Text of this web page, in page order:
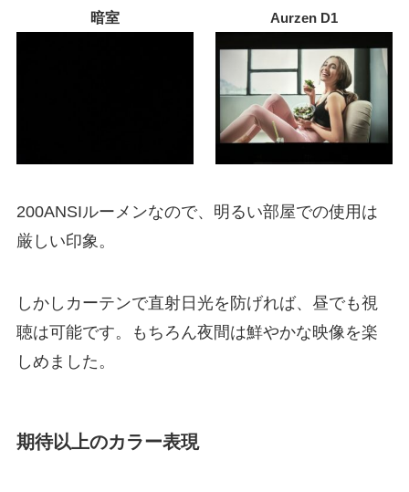
暗室 Aurzen D1
200ANSIルーメンなので、明るい部屋での使用は
厳しい印象。
しかしカーテンで直射日光を防げれば、昼でも視
聴は可能です。もちろん夜間は鮮やかな映像を楽
しめました。
期待以上のカラー表現